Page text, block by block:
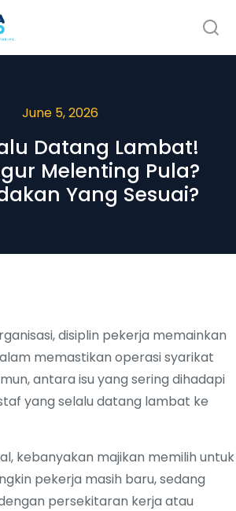
June 5, 2026
Datang Lambat!
Melenting Pula?
Yang Sesuai?
disiplin pekerja memainkan
memastikan operasi syarikat
antara isu yang sering dihadapi
yang selalu datang lambat ke
kebanyakan majikan memilih untuk
pekerja masih baru, sedang
persekitaran kerja atau